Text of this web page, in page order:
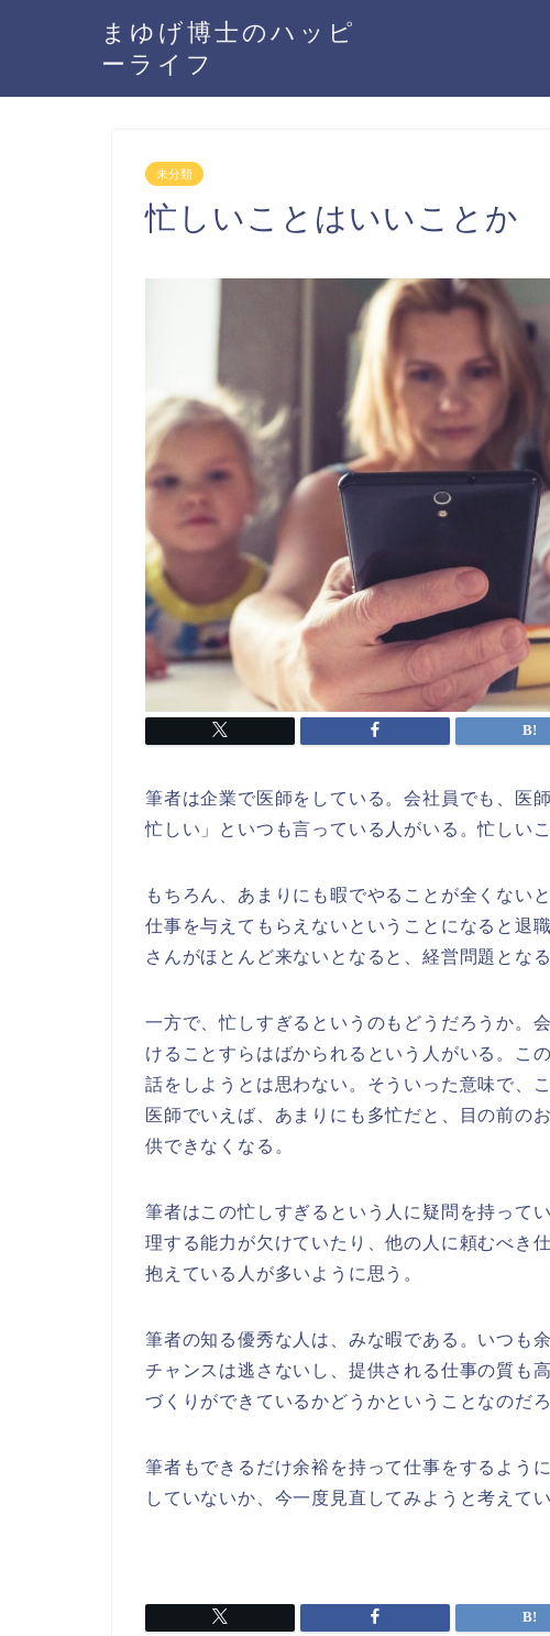
まゆげ博士のハッピ
ーライフ
未分類
忙しいことはいいことか
筆者は企業で医師をしている。会社員でも、医
忙しい」といつも言っている人がいる。忙しい
もちろん、あまりにも暇でやることが全くない
仕事を与えてもらえないということになると退
さんがほとんど来ないとなると、経営問題となる
一方で、忙しすぎるというのもどうだろうか。
けることすらはばかられるという人がいる。こ
話をしようとは思わない。そういった意味で、
医師でいえば、あまりにも多忙だと、目の前の
供できなくなる。
筆者はこの忙しすぎるという人に疑問を持って
理する能力が欠けていたり、他の人に頼むべき
抱えている人が多いように思う。
筆者の知る優秀な人は、みな暇である。いつも
チャンスは逃さないし、提供される仕事の質も
づくりができているかどうかということなのだろ
筆者もできるだけ余裕を持って仕事をするよう
していないか、今一度見直してみようと考えてい